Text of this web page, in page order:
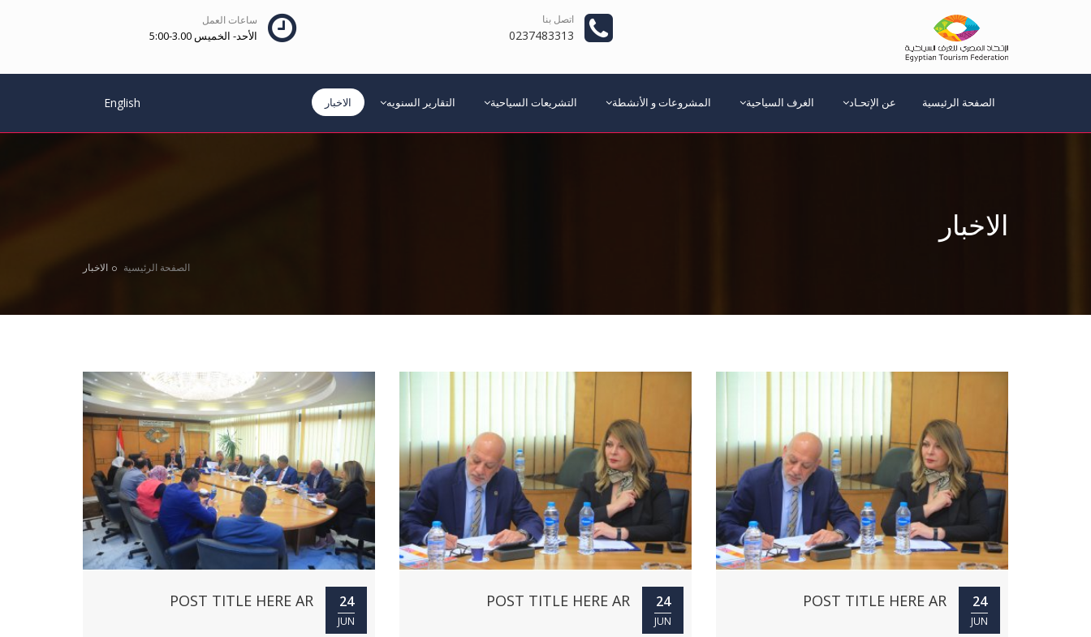
اتصل بنا
0237483313
ساعات العمل
الأحد- الخميس 3.00-5:00
الصفحة الرئيسية عن الإتحـاد الغرف السياحية المشروعات و الأنشطة التشريعات السياحية التقارير السنويه الاخبار English
الاخبار
الصفحة الرئيسية الاخبار
24
JUN
POST TITLE HERE AR
24
JUN
POST TITLE HERE AR
24
JUN
POST TITLE HERE AR